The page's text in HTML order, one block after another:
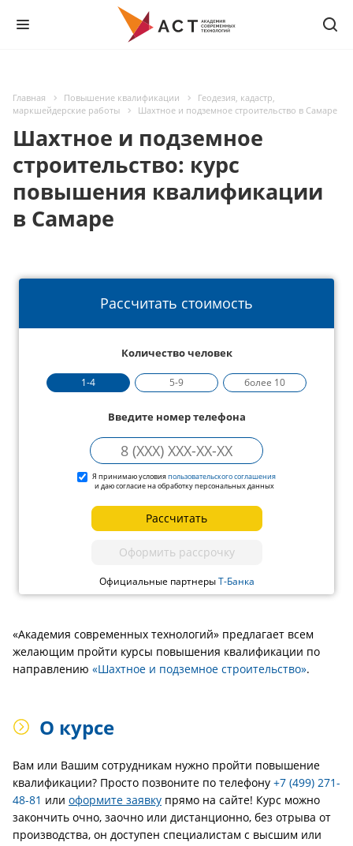
Главная Повышение квалификации
Геодезия, кадастр,
маркшейдерские работы
Шахтное и подземное строительство в Самаре
Шахтное и подземное
строительство: курс
повышения квалификации
в Самаре
Рассчитать стоимость
Количество человек
1-4 5-9 более 10
Введите номер телефона
Я принимаю условияпользовательского соглашения
и даю согласие на обработку персональных данных
Рассчитать
Оформить рассрочку
Официальные партнерыТ-Банка
«Академия современных технологий» предлагает всем
желающим пройти курсы повышения квалификации по
направлению «Шахтное и подземное строительство».
О курсе
Вам или Вашим сотрудникам нужно пройти повышение
квалификации? Просто позвоните по телефону +7 (499) 271-
48-81 или оформите заявку прямо на сайте! Курс можно
закончить очно, заочно или дистанционно, без отрыва от
производства, он доступен специалистам с высшим или